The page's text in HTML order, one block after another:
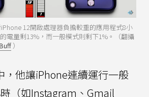
12開啟處理器負擔較重的應用程式8小
電量剩13%，而一般模式則剩下1%。（翻攝
）
，他讓iPhone連續運行一般
（如Instagram、Gmail